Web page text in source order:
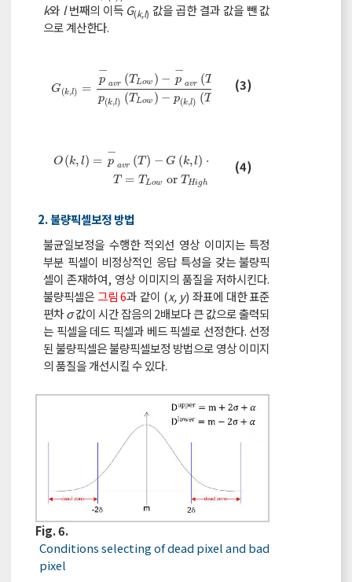
k와 l번째의 이득 G(k,l) 값을 곱한 결과 값을 뺀 값
으로 계산한다.
G(k,l) =
p
−
avr (T Low ) − p
−
avr (T )
p(k,l) (T Low ) − p(k,l) (T
G(k,l )= p-avrTLow-p-avrTHi (k,l
(3)
O (k, l) = p
−
avr (T) − G (k,l) ⋅ l )(
T = T Low or T High
Ok,l=p -a vrT-Gk, l pk,l TT= T wor
(4)
2. 불량픽셀보정 방법
불균일보정을 수행한 적외선 영상 이미지는 특정
부분 픽셀이 비정상적인 응답 특성을 갖는 불량픽
셀이 존재하여, 영상 이미지의 품질을 저하시킨다.
불량픽셀은 그림 6과 같이 (x, y) 좌표에 대한 표준
편차σ값이 시간 잡음의 2배보다 큰 값으로 출력되
는 픽셀을 데드 픽셀과 베드 픽셀로 선정한다. 선정
된 불량픽셀은 불량픽셀보정 방법으로 영상 이미지
의 품질을 개선시킬 수 있다.
Fig. 6.
Conditions selecting of dead pixel and bad
pixel